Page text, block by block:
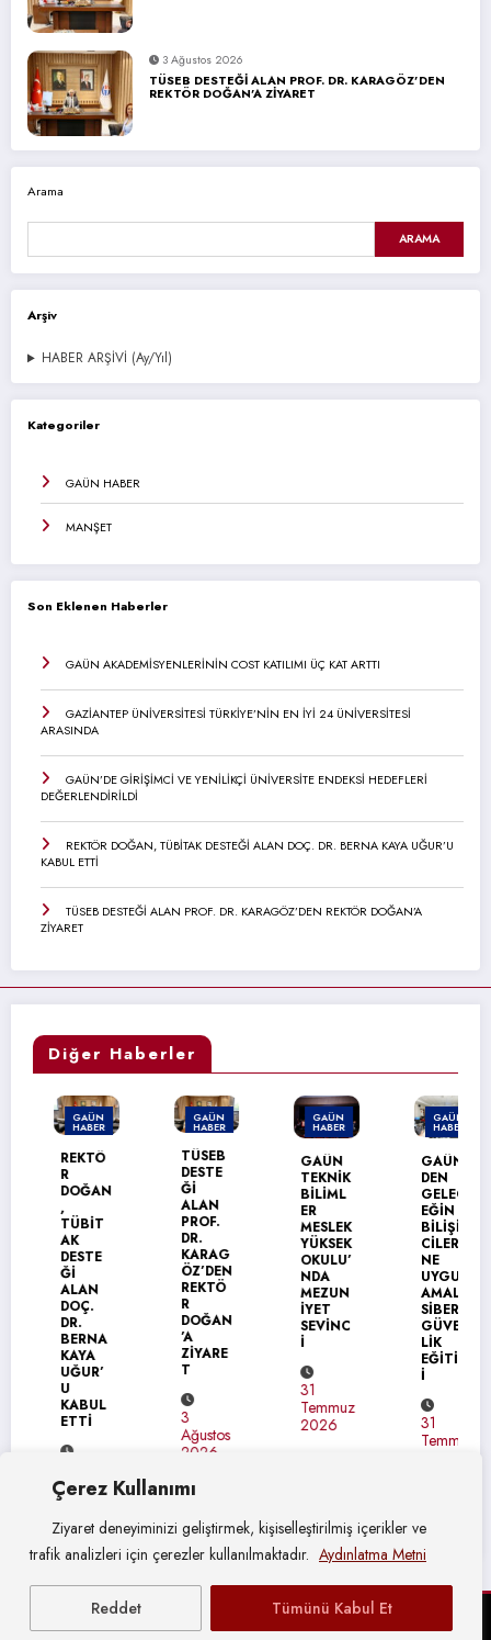
Çerez Kullanımı
Ziyaret deneyiminizi geliştirmek, kişiselleştirilmiş içerikler ve
trafik analizleri için çerezler kullanılmaktadır. Aydınlatma Metni
Reddet Tümünü Kabul Et
3 Ağustos 2026
TÜSEB DESTEĞİ ALAN PROF. DR. KARAGÖZ’DEN
REKTÖR DOĞAN’A ZİYARET
Arama
ARAMA
Arşiv
HABER ARŞİVİ (Ay/Yıl)
Kategoriler
GAÜN HABER
MANŞET
Son Eklenen Haberler
GAÜN AKADEMİSYENLERİNİN COST KATILIMI ÜÇ KAT ARTTI
GAZİANTEP ÜNİVERSİTESİ TÜRKİYE’NİN EN İYİ 24 ÜNİVERSİTESİ
ARASINDA
GAÜN’DE GİRİŞİMCİ VE YENİLİKÇİ ÜNİVERSİTE ENDEKSİ HEDEFLERİ
DEĞERLENDİRİLDİ
REKTÖR DOĞAN, TÜBİTAK DESTEĞİ ALAN DOÇ. DR. BERNA KAYA UĞUR’U
KABUL ETTİ
TÜSEB DESTEĞİ ALAN PROF. DR. KARAGÖZ’DEN REKTÖR DOĞAN’A
ZİYARET
Diğer Haberler
GAÜN
HABER
REKTÖ
DOĞAN
TÜBİT
AK
DESTE
ALAN
DOÇ.
DR.
BERNA
KAYA
UĞUR’
KABUL
ETTİ
Ağustos
2026
GAÜN
HABER
TÜSEB
DESTE
ALAN
PROF.
DR.
KARAG
ÖZ’DEN
REKTÖ
DOĞAN
ZİYARE
Ağustos
2026
GAÜN
HABER
GAÜN
TEKNİK
BİLİML
MESLEK
YÜKSEK
OKULU’
NDA
MEZUN
İYET
SEVİNC
Temmuz
2026
GAÜN
HABER
GAÜN’
DEN
GELEC
EĞİN
BİLİŞİM
CİLERİ
UYGUL
AMALI
SİBER
GÜVEN
LİK
EĞİTİM
Temmuz
© Gaziantep Üniversitesi Basın Yayın ve Halkla İlişkiler Müdürlüğü